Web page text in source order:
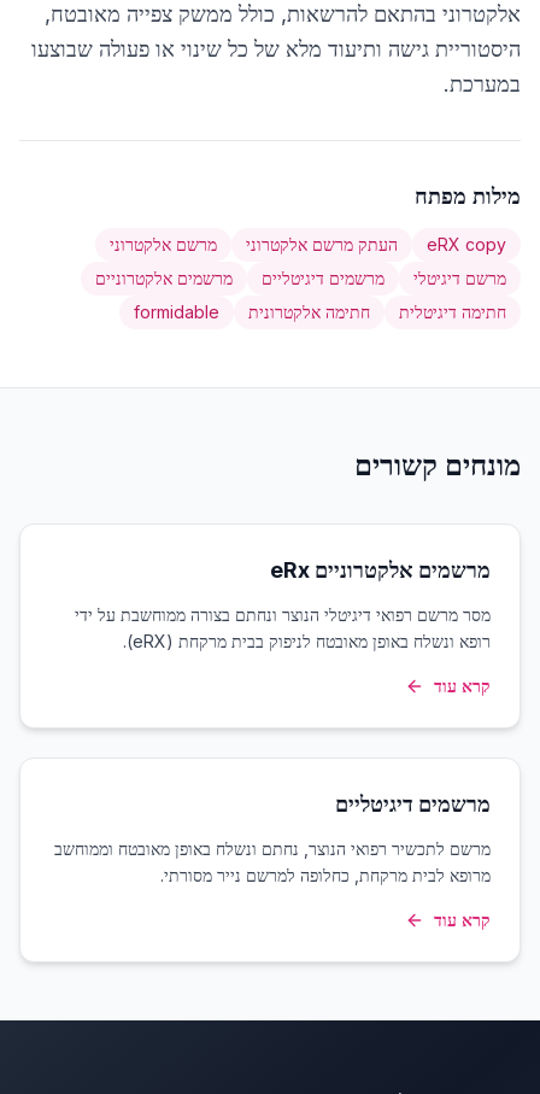
אלקטרוני בהתאם להרשאות, כולל ממשק צפייה מאובטח,
היסטוריית גישה ותיעוד מלא של כל שינוי או פעולה שבוצעו
במערכת.
מילות מפתח
eRX copy העתק מרשם אלקטרוני
מרשם אלקטרוני
מרשם דיגיטלי
מרשמים דיגיטליים
מרשמים אלקטרוניים
חתימה דיגיטלית
חתימה אלקטרונית formidable
מונחים קשורים
מרשמים אלקטרוניים eRx
מסר מרשם רפואי דיגיטלי הנוצר ונחתם בצורה ממוחשבת על ידי
רופא ונשלח באופן מאובטח לניפוק בבית מרקחת (eRX).
קרא עוד
מרשמים דיגיטליים
מרשם לתכשיר רפואי הנוצר, נחתם ונשלח באופן מאובטח וממוחשב
מרופא לבית מרקחת, כחלופה למרשם נייר מסורתי.
קרא עוד